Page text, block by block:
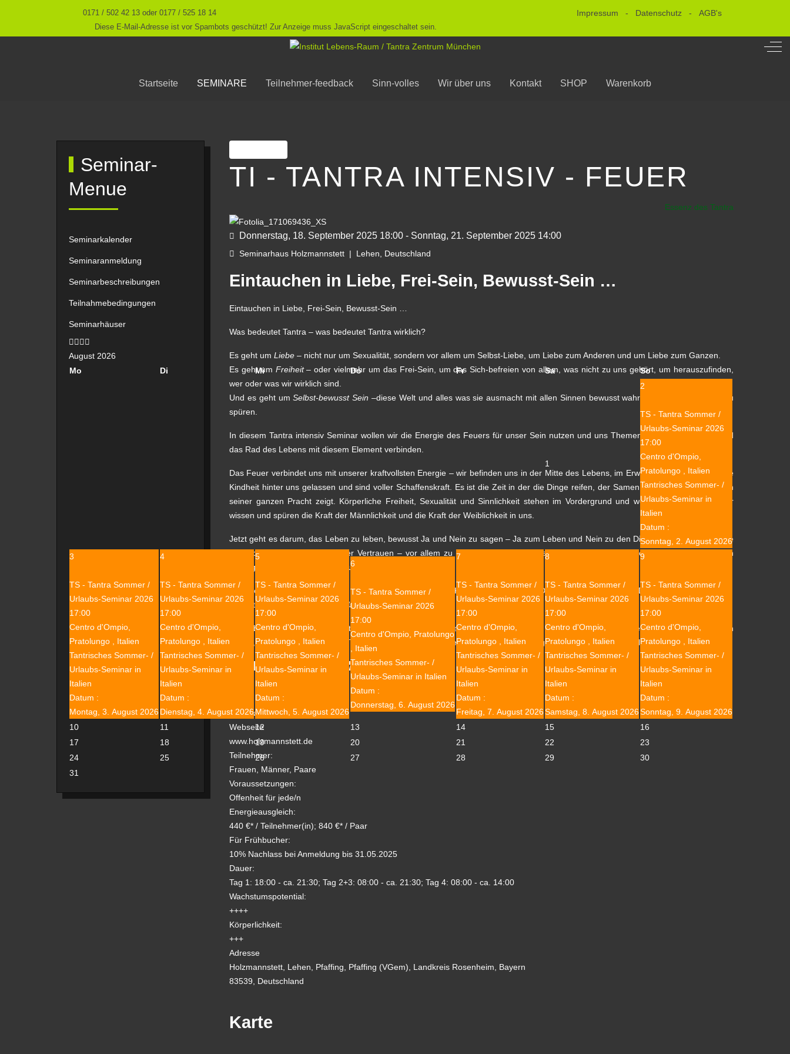
0171 / 502 42 13 oder 0177 / 525 18 14
Diese E-Mail-Adresse ist vor Spambots geschützt! Zur Anzeige muss JavaScript eingeschaltet sein.
Impressum - Datenschutz - AGB's
Off-
Startseite SEMINARE Teilnehmer-feedback Sinn-volles Wir über uns Kontakt SHOP Warenkorb
Seminar-
Menue
Seminarkalender
Seminaranmeldung
Seminarbeschreibungen
Teilnahmebedingungen
Seminarhäuser
August 2026
Mo
Di Mi Do Fr Sa So
1
2
TS - Tantra Sommer /
Urlaubs-Seminar 2026
17:00
Centro d'Ompio,
Pratolungo , Italien
Tantrisches Sommer- /
Urlaubs-Seminar in
Italien
Datum :
Sonntag, 2. August 2026
3
TS - Tantra Sommer /
Urlaubs-Seminar 2026
17:00
Centro d'Ompio,
Pratolungo , Italien
Tantrisches Sommer- /
Urlaubs-Seminar in
Italien
Datum :
Montag, 3. August 2026
4
TS - Tantra Sommer /
Urlaubs-Seminar 2026
17:00
Centro d'Ompio,
Pratolungo , Italien
Tantrisches Sommer- /
Urlaubs-Seminar in
Italien
Datum :
Dienstag, 4. August 2026
5
TS - Tantra Sommer /
Urlaubs-Seminar 2026
17:00
Centro d'Ompio,
Pratolungo , Italien
Tantrisches Sommer- /
Urlaubs-Seminar in
Italien
Datum :
Mittwoch, 5. August 2026
6
TS - Tantra Sommer /
Urlaubs-Seminar 2026
17:00
Centro d'Ompio, Pratolungo
, Italien
Tantrisches Sommer- /
Urlaubs-Seminar in Italien
Datum :
Donnerstag, 6. August 2026
7
TS - Tantra Sommer /
Urlaubs-Seminar 2026
17:00
Centro d'Ompio,
Pratolungo , Italien
Tantrisches Sommer- /
Urlaubs-Seminar in
Italien
Datum :
Freitag, 7. August 2026
8
TS - Tantra Sommer /
Urlaubs-Seminar 2026
17:00
Centro d'Ompio,
Pratolungo , Italien
Tantrisches Sommer- /
Urlaubs-Seminar in
Italien
Datum :
Samstag, 8. August 2026
9
TS - Tantra Sommer /
Urlaubs-Seminar 2026
17:00
Centro d'Ompio,
Pratolungo , Italien
Tantrisches Sommer- /
Urlaubs-Seminar in
Italien
Datum :
Sonntag, 9. August 2026
10
11 12 13 14 15
16
17
18 19 20 21 22
23
24
25 26 27 28 29
30
31
TI - TANTRA INTENSIV - FEUER
Essenz des Tantra
Donnerstag, 18. September 2025 18:00 - Sonntag, 21. September 2025 14:00
Seminarhaus Holzmannstett | Lehen, Deutschland
Eintauchen in Liebe, Frei-Sein, Bewusst-Sein …
Eintauchen in Liebe, Frei-Sein, Bewusst-Sein …
Was bedeutet Tantra – was bedeutet Tantra wirklich?
Es geht um Liebe – nicht nur um Sexualität, sondern vor allem um Selbst-Liebe, um Liebe zum Anderen und um Liebe zum Ganzen.
Es geht um Freiheit– oder vielmehr um das Frei-Sein, um das Sich-befreien von allem, was nicht zu uns gehört, um herauszufinden,
wer oder was wir wirklich sind.
Und es geht umSelbst-bewusst Sein –diese Welt und alles was sie ausmacht mit allen Sinnen bewusst wahrzunehmen, zu fühlen, zu
spüren.
In diesem Tantra intensiv Seminar wollen wir die Energie des Feuers für unser Sein nutzen und uns Themen widmen, die Tantra und
das Rad des Lebens mit diesem Element verbinden.
Das Feuer verbindet uns mit unserer kraftvollsten Energie – wir befinden uns in der Mitte des Lebens, im Erwachsen-Sein – haben die
Kindheit hinter uns gelassen und sind voller Schaffenskraft. Es ist die Zeit in der die Dinge reifen, der Samen aufgeht und sich alles in
seiner ganzen Pracht zeigt. Körperliche Freiheit, Sexualität und Sinnlichkeit stehen im Vordergrund und wollen gelebt werden. Wir
wissen und spüren die Kraft der Männlichkeit und die Kraft der Weiblichkeit in uns.
Jetzt geht es darum, das Leben zu leben, bewusst Ja und Nein zu sagen – Ja zum Leben und Nein zu den Dingen und Menschen, die
uns nicht gut tun. Wir sind voller Vertrauen – vor allem zu uns selbst – und können so auch einmal riskieren über unsere Grenzen
hinweg zu schauen und sie bewusst erweitern.
Die Energie des Feuers und der Archetyp des Kriegers / der Kriegerin – Symbol für Dein Erwachsen-Sein und Deine Lebens-Kraft –
unterstützen Dich auf Deinem Wachstumsweg.
Und obwohl wir in diesem Tantra intensiv Seminar ernsthaft und intensiv an der Weiterentwicklung Deiner Persönlichkeit arbeiten
wollen, wird es Raum geben für Tanz und Bewegung, Freude und natürlich auch Begegnung, Berührung, Sinnlichkeit …
*) zzgl. Übernachtung & Verpflegung
Information
Webseite
www.holzmannstett.de
Teilnehmer:
Frauen, Männer, Paare
Voraussetzungen:
Offenheit für jede/n
Energieausgleich:
440 €* / Teilnehmer(in); 840 €* / Paar
Für Frühbucher:
10% Nachlass bei Anmeldung bis 31.05.2025
Dauer:
Tag 1: 18:00 - ca. 21:30; Tag 2+3: 08:00 - ca. 21:30; Tag 4: 08:00 - ca. 14:00
Wachstumspotential:
++++
Körperlichkeit:
+++
Adresse
Holzmannstett, Lehen, Pfaffing, Pfaffing (VGem), Landkreis Rosenheim, Bayern
83539, Deutschland
Karte